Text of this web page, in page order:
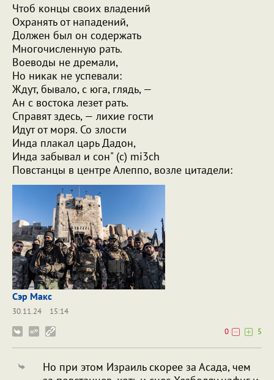
Чтоб концы своих владений
Охранять от нападений,
Должен был он содержать
Многочисленную рать.
Воеводы не дремали,
Но никак не успевали:
Ждут, бывало, с юга, глядь, —
Ан с востока лезет рать.
Справят здесь, — лихие гости
Идут от моря. Со злости
Инда плакал царь Дадон,
Инда забывал и сон" (с) mi3ch
Повстанцы в центре Алеппо, возле цитадели:
Сэр Макс
30.11.24
15:14
0
5
Но при этом Израиль скорее за Асада, чем